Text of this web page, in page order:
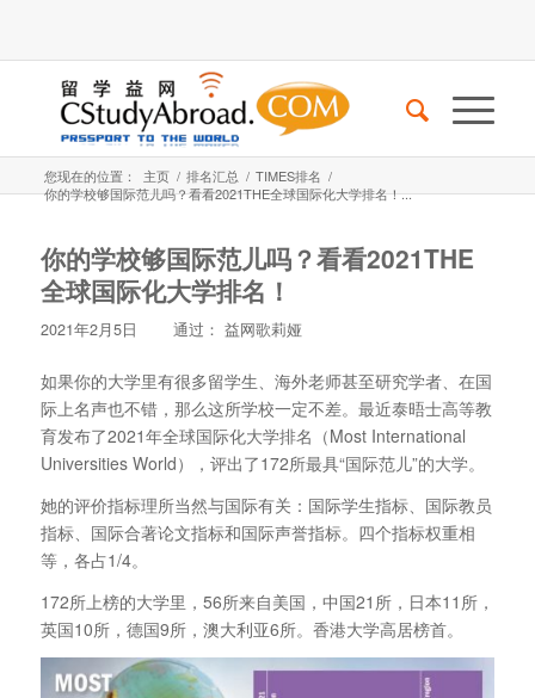
您现在的位置： 主页 / 排名汇总 / TIMES排名 /
你的学校够国际范儿吗？看看2021THE全球国际化大学排名！...
你的学校够国际范儿吗？看看2021THE
全球国际化大学排名！
2021年2月5日 通过： 益网歌莉娅
如果你的大学里有很多留学生、海外老师甚至研究学者、在国
际上名声也不错，那么这所学校一定不差。最近泰晤士高等教
育发布了2021年全球国际化大学排名（Most International
Universities World），评出了172所最具“国际范儿”的大学。
她的评价指标理所当然与国际有关：国际学生指标、国际教员
指标、国际合著论文指标和国际声誉指标。四个指标权重相
等，各占1/4。
172所上榜的大学里，56所来自美国，中国21所，日本11所，
英国10所，德国9所，澳大利亚6所。香港大学高居榜首。